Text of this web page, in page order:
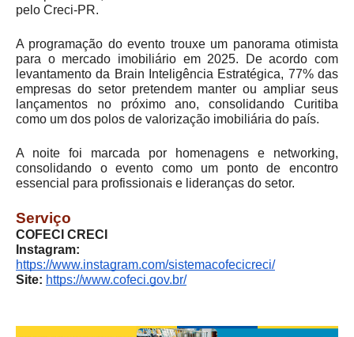
pelo Creci-PR.
A programação do evento trouxe um panorama otimista
para o mercado imobiliário em 2025. De acordo com
levantamento da Brain Inteligência Estratégica, 77% das
empresas do setor pretendem manter ou ampliar seus
lançamentos no próximo ano, consolidando Curitiba
como um dos polos de valorização imobiliária do país.
A noite foi marcada por homenagens e networking,
consolidando o evento como um ponto de encontro
essencial para profissionais e lideranças do setor.
Serviço
COFECI CRECI
Instagram:
https://www.instagram.com/sistemacofecicreci/
Site: https://www.cofeci.gov.br/